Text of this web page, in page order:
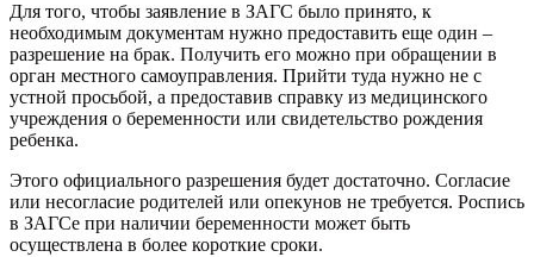
Для того, чтобы заявление в ЗАГС было принято, к
необходимым документам нужно предоставить еще один –
разрешение на брак. Получить его можно при обращении в
орган местного самоуправления. Прийти туда нужно не с
устной просьбой, а предоставив справку из медицинского
учреждения о беременности или свидетельство рождения
ребенка.
Этого официального разрешения будет достаточно. Согласие
или несогласие родителей или опекунов не требуется. Роспись
в ЗАГСе при наличии беременности может быть
осуществлена в более короткие сроки.